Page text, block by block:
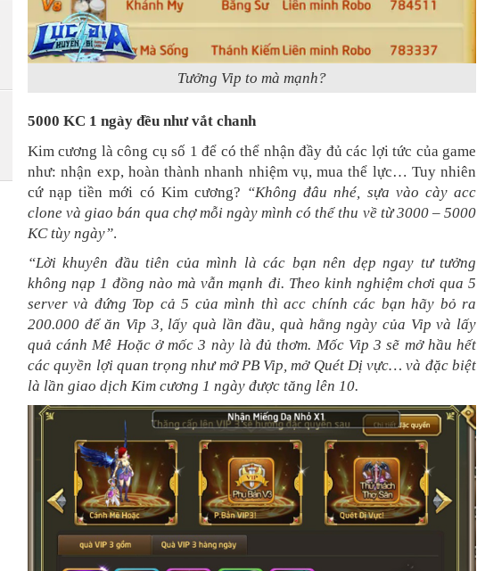
Tưởng Vip to mà mạnh?
5000 KC 1 ngày đều như vắt chanh
Kim cương là công cụ số 1 để có thể nhận đầy đủ các lợi tức của game
như: nhận exp, hoàn thành nhanh nhiệm vụ, mua thể lực… Tuy nhiên
cứ nạp tiền mới có Kim cương? “Không đâu nhé, sựa vào cày acc
clone và giao bán qua chợ mỗi ngày mình có thể thu về từ 3000 – 5000
KC tùy ngày”.
“Lời khuyên đầu tiên của mình là các bạn nên dẹp ngay tư tưởng
không nạp 1 đồng nào mà vẫn mạnh đi. Theo kinh nghiệm chơi qua 5
server và đứng Top cả 5 của mình thì acc chính các bạn hãy bỏ ra
200.000 để ăn Vip 3, lấy quà lần đầu, quà hằng ngày của Vip và lấy
quả cánh Mê Hoặc ở mốc 3 này là đủ thơm. Mốc Vip 3 sẽ mở hầu hết
các quyền lợi quan trọng như mở PB Vip, mở Quét Dị vực… và đặc biệt
là lần giao dịch Kim cương 1 ngày được tăng lên 10.